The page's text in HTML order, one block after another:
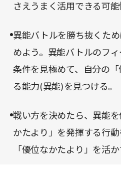
さえうまく活用できる可能
異能バトルを勝ち抜くた
めよう。異能バトルのフ
条件を見極めて、自分の
る能力(異能)を見つける。
戦い方を決めたら、異能
かたより」を発揮する行
「優位なかたより」を活